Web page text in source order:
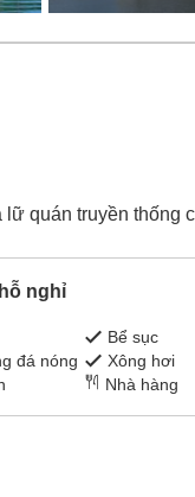
quán truyền thống
nghỉ
Bể sục
đá nóng
Xông hơi
Nhà hàng